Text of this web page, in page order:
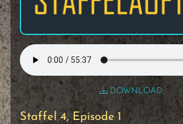
DOWNLOAD
Staffel 4, Episode 1